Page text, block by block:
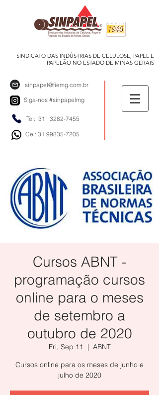
SINDICATO DAS INDÚSTRIAS DE CELULOSE, PAPEL E
PAPELÃO NO ESTADO DE MINAS GERAIS
sinpapel@fiemg.com.br
Siga-nos #sinpapelmg
Tel: 31 3282-7455
Cel: 31 99835-7205
Cursos ABNT -
programação cursos
online para o meses
de setembro a
outubro de 2020
Fri, Sep 11
  |
ABNT
Cursos online para os meses de junho e
julho de 2020